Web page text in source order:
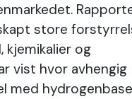
store
kjemikalier og
vist hvor avhengig
med